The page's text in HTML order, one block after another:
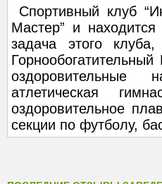
Спортивный клуб
Мастер” и
задача этого
оздоровительные
атлетическая
оздоровительное
секции по футболу,